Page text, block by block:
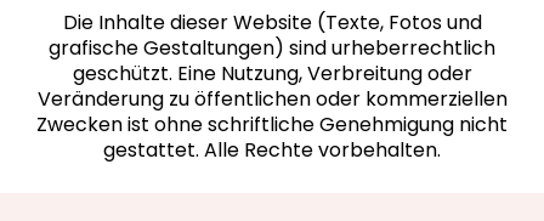
Die Inhalte dieser Website (Texte, Fotos und
grafische Gestaltungen) sind urheberrechtlich
geschützt. Eine Nutzung, Verbreitung oder
Veränderung zu öffentlichen oder kommerziellen
Zwecken ist ohne schriftliche Genehmigung nicht
gestattet. Alle Rechte vorbehalten.